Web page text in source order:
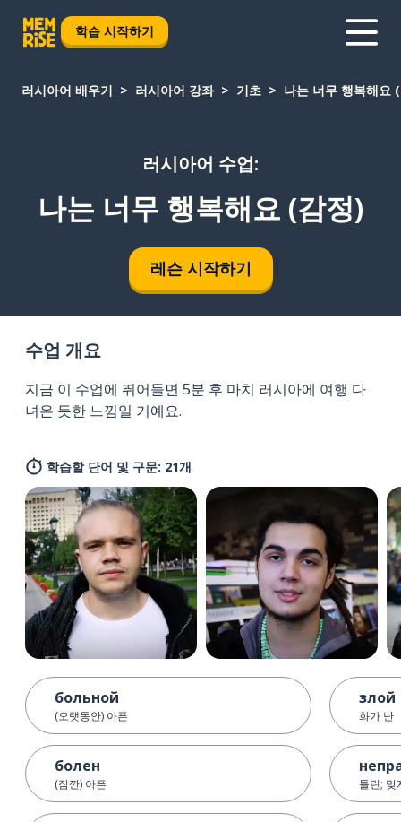
학습 시작하기
러시아어 배우기 러시아어 강좌 기초 나는 너무 행복해요
러시아어 수업:
나는 너무 행복해요 (감정)
레슨 시작하기
수업 개요
지금 이 수업에 뛰어들면 5분 후 마치 러시아에 여행 다
녀온 듯한 느낌일 거예요.
학습할 단어 및 구문: 21개
больной
(오랫동안) 아픈
болен
(잠깐) 아픈
злой
화가 난
틀린; 맞